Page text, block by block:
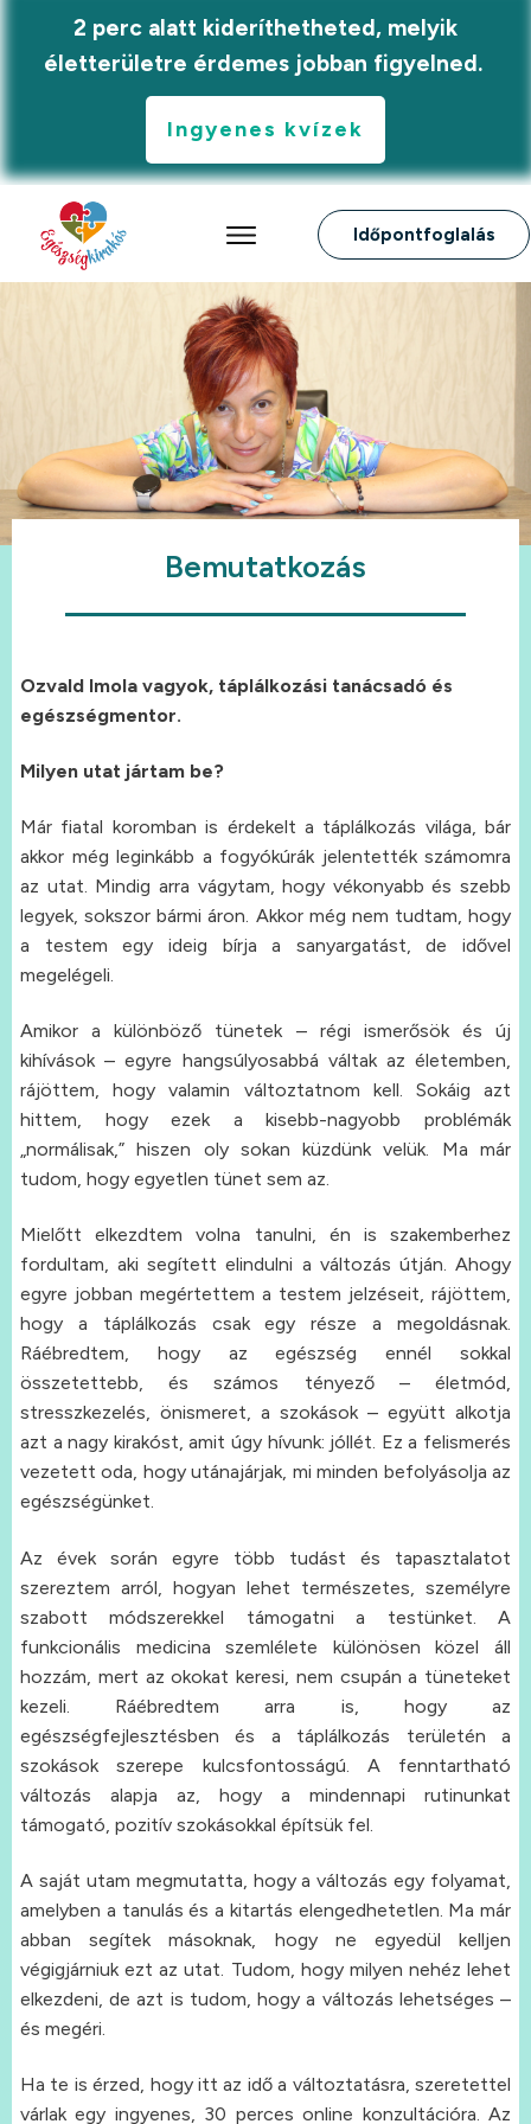
2 perc alatt kideríthetheted, melyik
életterületre érdemes jobban figyelned.
Ingyenes kvízek
Időpontfoglalás
Bemutatkozás
Ozvald Imola vagyok, táplálkozási tanácsadó és
egészségmentor.
Milyen utat jártam be?
Már fiatal koromban is érdekelt a táplálkozás világa, bár
akkor még leginkább a fogyókúrák jelentették számomra
az utat. Mindig arra vágytam, hogy vékonyabb és szebb
legyek, sokszor bármi áron. Akkor még nem tudtam, hogy
a testem egy ideig bírja a sanyargatást, de idővel
megelégeli.
Amikor a különböző tünetek – régi ismerősök és új
kihívások – egyre hangsúlyosabbá váltak az életemben,
rájöttem, hogy valamin változtatnom kell. Sokáig azt
hittem, hogy ezek a kisebb-nagyobb problémák
„normálisak,” hiszen oly sokan küzdünk velük. Ma már
tudom, hogy egyetlen tünet sem az.
Mielőtt elkezdtem volna tanulni, én is szakemberhez
fordultam, aki segített elindulni a változás útján. Ahogy
egyre jobban megértettem a testem jelzéseit, rájöttem,
hogy a táplálkozás csak egy része a megoldásnak.
Ráébredtem, hogy az egészség ennél sokkal
összetettebb, és számos tényező – életmód,
stresszkezelés, önismeret, a szokások – együtt alkotja
azt a nagy kirakóst, amit úgy hívunk: jóllét. Ez a felismerés
vezetett oda, hogy utánajárjak, mi minden befolyásolja az
egészségünket.
Az évek során egyre több tudást és tapasztalatot
szereztem arról, hogyan lehet természetes, személyre
szabott módszerekkel támogatni a testünket. A
funkcionális medicina szemlélete különösen közel áll
hozzám, mert az okokat keresi, nem csupán a tüneteket
kezeli. Ráébredtem arra is, hogy az
egészségfejlesztésben és a táplálkozás területén a
szokások szerepe kulcsfontosságú. A fenntartható
változás alapja az, hogy a mindennapi rutinunkat
támogató, pozitív szokásokkal építsük fel.
A saját utam megmutatta, hogy a változás egy folyamat,
amelyben a tanulás és a kitartás elengedhetetlen. Ma már
abban segítek másoknak, hogy ne egyedül kelljen
végigjárniuk ezt az utat. Tudom, hogy milyen nehéz lehet
elkezdeni, de azt is tudom, hogy a változás lehetséges –
és megéri.
Ha te is érzed, hogy itt az idő a változtatásra, szeretettel
várlak egy ingyenes, 30 perces online konzultációra. Az